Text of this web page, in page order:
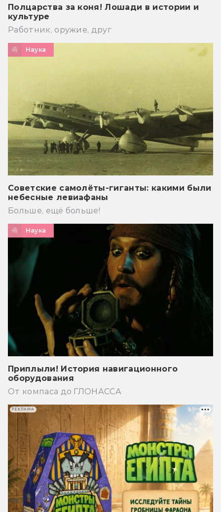
Полцарства за коня! Лошади в истории и
культуре
Работник, оружие, друг
Наука
Советские самолёты-гиганты: какими были
небесные левиафаны
Больше, ещё больше!
Наука
Приплыли! История навигационного
оборудования
От компаса до ГЛОНАССА
РЕКЛАМА